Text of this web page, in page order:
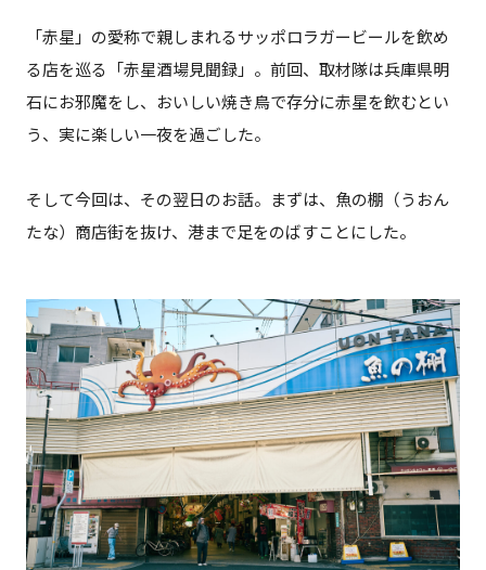
「赤星」の愛称で親しまれるサッポロラガービールを飲め
る店を巡る「赤星酒場見聞録」。前回、取材隊は兵庫県明
石にお邪魔をし、おいしい焼き鳥で存分に赤星を飲むとい
う、実に楽しい一夜を過ごした。
そして今回は、その翌日のお話。まずは、魚の棚（うおん
たな）商店街を抜け、港まで足をのばすことにした。